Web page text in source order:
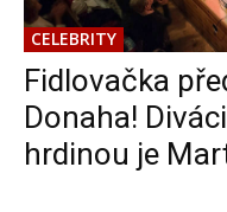
CELEBRITY
Fidlovačka
Donaha!
hrdinou je